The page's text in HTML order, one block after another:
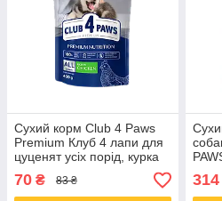
Сухий корм Club 4 Paws
Premium Клуб 4 лапи для
цуценят усіх порід, курка
400 грам
70 ₴ 83 ₴ 314